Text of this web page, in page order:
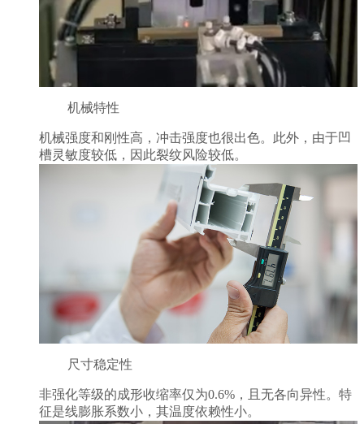
机械特性
机械强度和刚性高，冲击强度也很出色。此外，由于凹
槽灵敏度较低，因此裂纹风险较低。
尺寸稳定性
非强化等级的成形收缩率仅为0.6%，且无各向异性。特
征是线膨胀系数小，其温度依赖性小。